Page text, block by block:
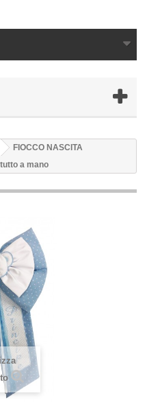
FIOCCO NASCITA
a mano